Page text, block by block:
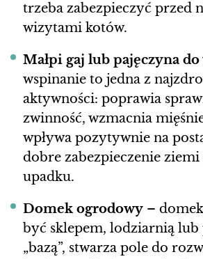
trzeba zabezpieczyć przed
wizytami kotów.
Małpi gaj lub pajęczyna
wspinanie to jedna z
aktywności: poprawia
zwinność, wzmacnia mięśnie
wpływa pozytywnie na
dobre zabezpieczenie ziemi
upadku.
Domek ogrodowy –
być sklepem, lodziarnią
„bazą”, stwarza pole do